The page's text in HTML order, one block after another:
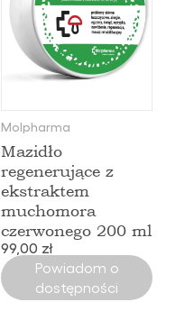
Molpharma
Mazidło
regenerujące z
ekstraktem
muchomora
czerwonego 200 ml
99,00 zł
Powiadom o
dostępności